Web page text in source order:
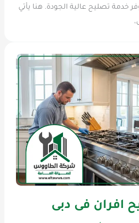
تصليح عالية الجودة. هنا يأتي
افران فى دبى